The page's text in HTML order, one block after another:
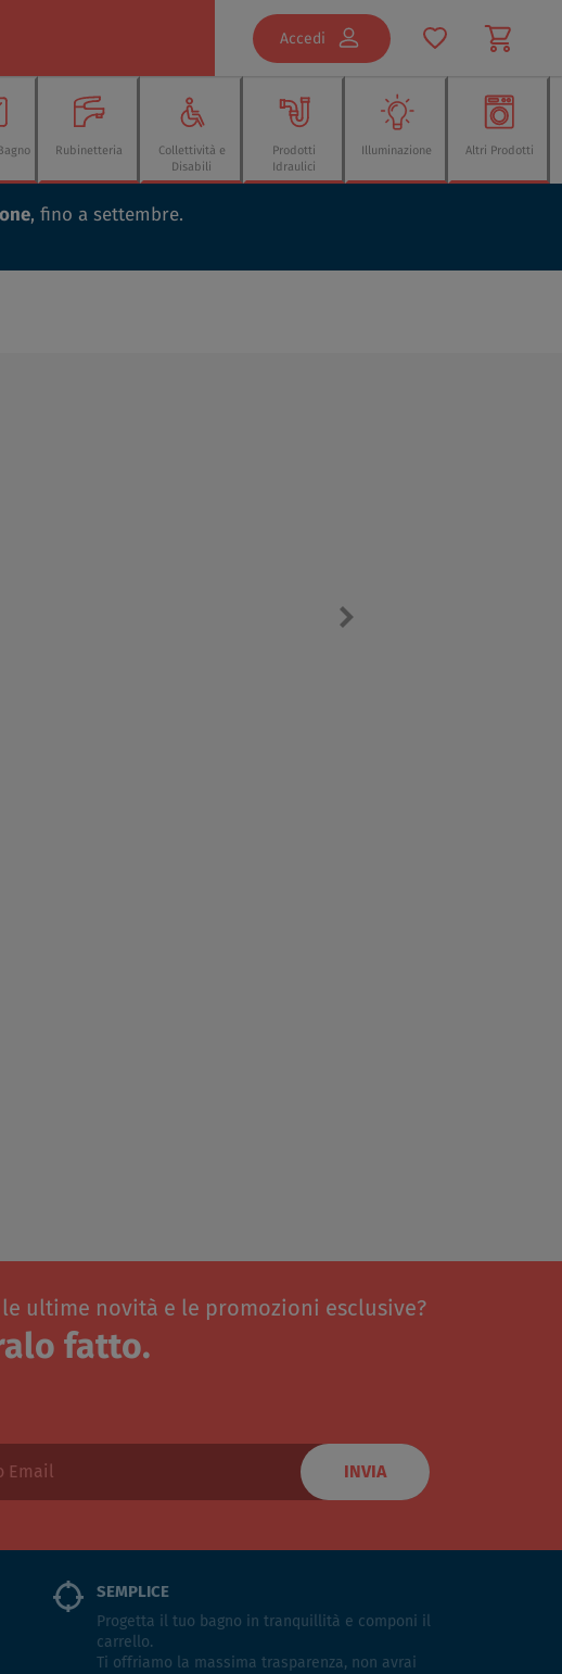
Accedi
Rubinetteria
Collettività e
Disabili
Prodotti
Idraulici
Illuminazione Altri Prodotti
, fino a settembre.
ultime novità e le promozioni esclusive?
fatto.
INVIA
SEMPLICE
Progetta il tuo bagno in tranquillità e componi il
carrello.
Ti offriamo la massima trasparenza, non avrai